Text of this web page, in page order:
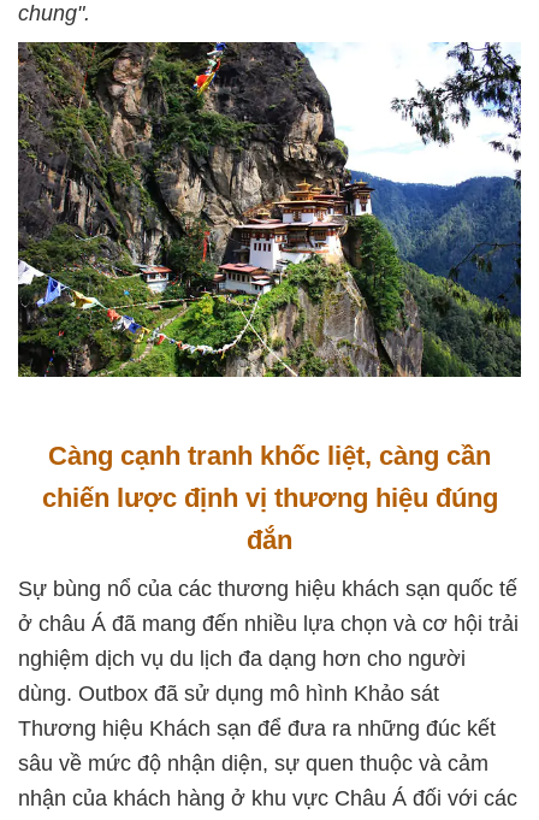
chung".
Càng cạnh tranh khốc liệt, càng cần
chiến lược định vị thương hiệu đúng
đắn
Sự bùng nổ của các thương hiệu khách sạn quốc tế
ở châu Á đã mang đến nhiều lựa chọn và cơ hội trải
nghiệm dịch vụ du lịch đa dạng hơn cho người
dùng. Outbox đã sử dụng mô hình Khảo sát
Thương hiệu Khách sạn để đưa ra những đúc kết
sâu về mức độ nhận diện, sự quen thuộc và cảm
nhận của khách hàng ở khu vực Châu Á đối với các